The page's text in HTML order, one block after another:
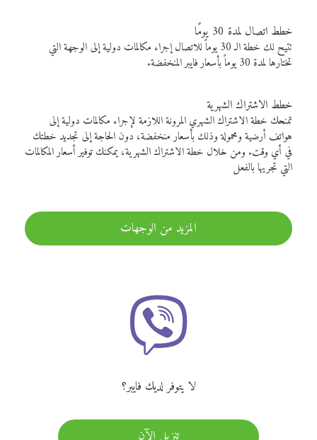
خطط اتصال لمدة 30 يومًا
تتيح لك خطة الـ 30 يوماً للاتصال إجراء مكالمات دولية إلى الوجهة التي
تختارها لمدة 30 يوماً بأسعار فايبر المنخفضة.
خطط الاشتراك الشهرية
تمنحك خطة الاشتراك الشهري المرونة اللازمة لإجراء مكالمات دولية إلى
هواتف أرضية ومحمولة وذلك بأسعار منخفضة، دون الحاجة إلى تجديد خطتك
في أي وقت. ومن خلال خطة الاشتراك الشهرية، يمكنك توفير أسعار المكالمات
التي تجريها بالفعل
المزيد من الوجهات
لا يتوفر لديك فايبر؟